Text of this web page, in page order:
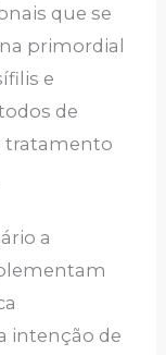
que se
primordial
e
de
tratamento
a
intenção de